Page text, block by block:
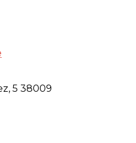
5 38009